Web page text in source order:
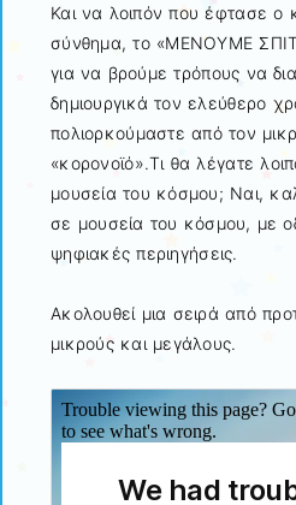
Και να λοιπόν που έφτασε ο
σύνθημα, το «ΜΕΝΟΥΜΕ
για να βρούμε τρόπους να
δημιουργικά τον ελεύθερο
πολιορκούμαστε από τον
«κορονοϊό».Τι θα λέγατε
μουσεία του κόσμου; Ναι,
σε μουσεία του κόσμου, με
ψηφιακές περιηγήσεις.
Ακολουθεί μια σειρά από
μικρούς και μεγάλους.